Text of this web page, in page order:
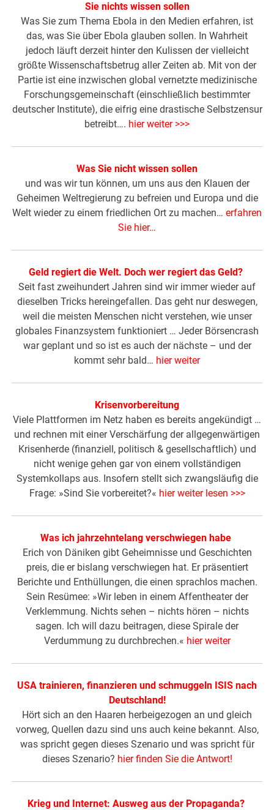
Sie nichts wissen sollen
Was Sie zum Thema Ebola in den Medien erfahren, ist
das, was Sie über Ebola glauben sollen. In Wahrheit
jedoch läuft derzeit hinter den Kulissen der vielleicht
größte Wissenschaftsbetrug aller Zeiten ab. Mit von der
Partie ist eine inzwischen global vernetzte medizinische
Forschungsgemeinschaft (einschließlich bestimmter
deutscher Institute), die eifrig eine drastische Selbstzensur
betreibt…. hier weiter >>>
Was Sie nicht wissen sollen
und was wir tun können, um uns aus den Klauen der
Geheimen Weltregierung zu befreien und Europa und die
Welt wieder zu einem friedlichen Ort zu machen… erfahren
Sie hier…
Geld regiert die Welt. Doch wer regiert das Geld?
Seit fast zweihundert Jahren sind wir immer wieder auf
dieselben Tricks hereingefallen. Das geht nur deswegen,
weil die meisten Menschen nicht verstehen, wie unser
globales Finanzsystem funktioniert … Jeder Börsencrash
war geplant und so ist es auch der nächste – und der
kommt sehr bald… hier weiter
Krisenvorbereitung
Viele Plattformen im Netz haben es bereits angekündigt …
und rechnen mit einer Verschärfung der allgegenwärtigen
Krisenherde (finanziell, politisch & gesellschaftlich) und
nicht wenige gehen gar von einem vollständigen
Systemkollaps aus. Insofern stellt sich zwangsläufig die
Frage: »Sind Sie vorbereitet?« hier weiter lesen >>>
Was ich jahrzehntelang verschwiegen habe
Erich von Däniken gibt Geheimnisse und Geschichten
preis, die er bislang verschwiegen hat. Er präsentiert
Berichte und Enthüllungen, die einen sprachlos machen.
Sein Resümee: »Wir leben in einem Affentheater der
Verklemmung. Nichts sehen – nichts hören – nichts
sagen. Ich will dazu beitragen, diese Spirale der
Verdummung zu durchbrechen.« hier weiter
USA trainieren, finanzieren und schmuggeln ISIS nach
Deutschland!
Hört sich an den Haaren herbeigezogen an und gleich
vorweg, Quellen dazu sind uns auch keine bekannt. Also,
was spricht gegen dieses Szenario und was spricht für
dieses Szenario? hier finden Sie die Antwort!
Krieg und Internet: Ausweg aus der Propaganda?